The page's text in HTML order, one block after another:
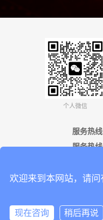
个人微信
服务热线
服务热
邮箱：
欢迎来到本网站，请问
现在咨询 稍后再说